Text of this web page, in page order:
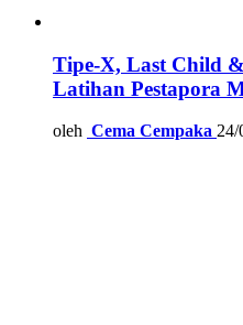
Tipe-X, Last Child
Latihan Pestapora
oleh Cema Cempaka 24/